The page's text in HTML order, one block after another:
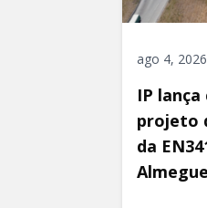
ago 4, 2026
IP
projeto
da